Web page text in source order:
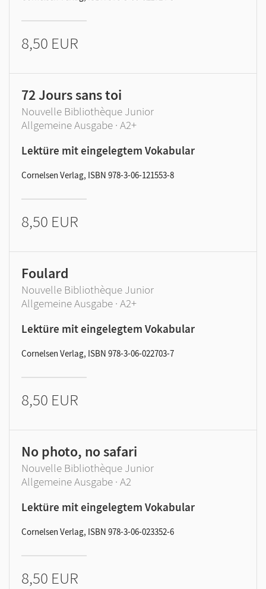
8,50 EUR
72 Jours sans toi
Nouvelle Bibliothèque Junior
Allgemeine Ausgabe · A2+
Lektüre mit eingelegtem Vokabular
Cornelsen Verlag, ISBN 978-3-06-121553-8
8,50 EUR
Foulard
Nouvelle Bibliothèque Junior
Allgemeine Ausgabe · A2+
Lektüre mit eingelegtem Vokabular
Cornelsen Verlag, ISBN 978-3-06-022703-7
8,50 EUR
No photo, no safari
Nouvelle Bibliothèque Junior
Allgemeine Ausgabe · A2
Lektüre mit eingelegtem Vokabular
Cornelsen Verlag, ISBN 978-3-06-023352-6
8,50 EUR